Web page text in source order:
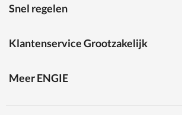
Snel regelen
Klantenservice Grootzakelijk
Meer ENGIE